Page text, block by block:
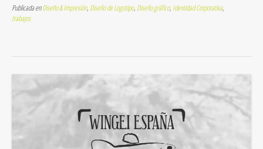
Publicada enDiseño & Impresión, Diseño de Logotipo, Diseño gráfico, Identidad Corporativa,
trabajos